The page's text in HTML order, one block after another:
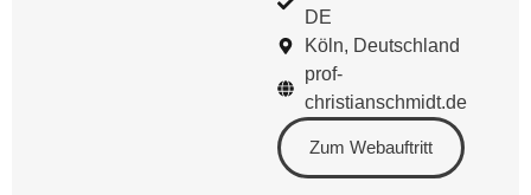
DE
Köln, Deutschland
prof-
christianschmidt.de
Zum Webauftritt